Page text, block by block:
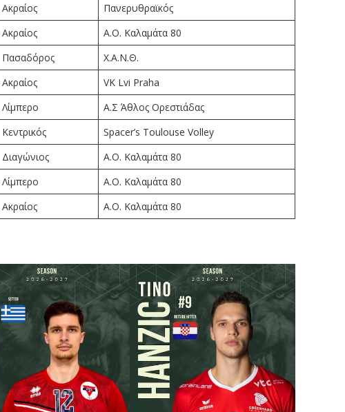
Ακραίος
Πανερυθραϊκός
Ακραίος
Α.Ο. Καλαμάτα 80
Πασαδόρος
Χ.Α.Ν.Θ.
Ακραίος
VK Lvi Praha
Λίμπερο
Α.Σ Άθλος Ορεστιάδας
Κεντρικός
Spacer’s Toulouse Volley
Διαγώνιος
Α.Ο. Καλαμάτα 80
Λίμπερο
Α.Ο. Καλαμάτα 80
Ακραίος Α.Ο. Καλαμάτα 80